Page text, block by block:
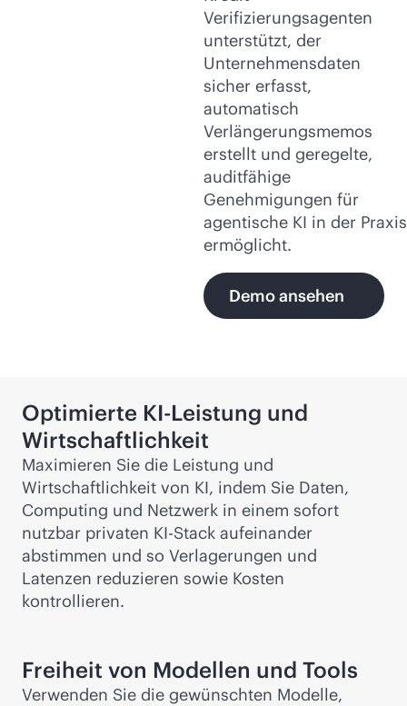
Verifizierungsagenten
unterstützt, der
Unternehmensdaten
sicher erfasst,
automatisch
Verlängerungsmemos
erstellt und geregelte,
auditfähige
Genehmigungen für
agentische KI in der Praxis
ermöglicht.
Demo ansehen
Optimierte KI-Leistung und
Wirtschaftlichkeit
Maximieren Sie die Leistung und
Wirtschaftlichkeit von KI, indem Sie Daten,
Computing und Netzwerk in einem sofort
nutzbar privaten KI-Stack aufeinander
abstimmen und so Verlagerungen und
Latenzen reduzieren sowie Kosten
kontrollieren.
Freiheit von Modellen und Tools
Verwenden Sie die gewünschten Modelle,